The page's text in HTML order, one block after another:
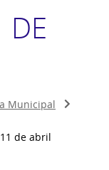
DE
Municipal
de abril